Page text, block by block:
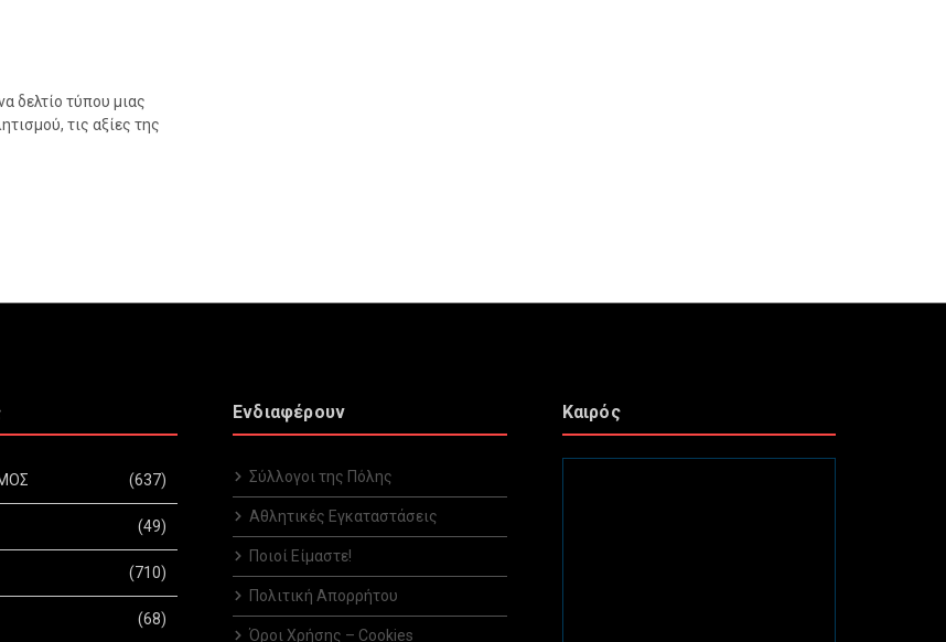
δελτίο τύπου μιας
τις αξίες της
(637)
(49)
(710)
(68)
Ενδιαφέρουν
Σύλλογοι της Πόλης
Αθλητικές Εγκαταστάσεις
Ποιοί Είμαστε!
Πολιτική Απορρήτου
Όροι Χρήσης – Cookies
Καιρός